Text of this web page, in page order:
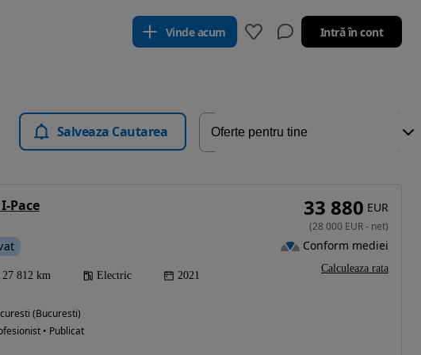
Vinde acum Intră în cont
Salveaza Cautarea
Pace
27 812 km Electric 2021
(Bucuresti)
• Publicat
33 880 EUR
(28 000 EUR- net)
Conform mediei
Calculeaza rata